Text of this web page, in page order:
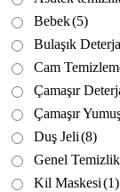
Bebek(5)
Bulaşık
Cam
Çamaşır
Çamaşır
Duş Jeli(8)
Genel Temizlik
Kil Maskesi(1)